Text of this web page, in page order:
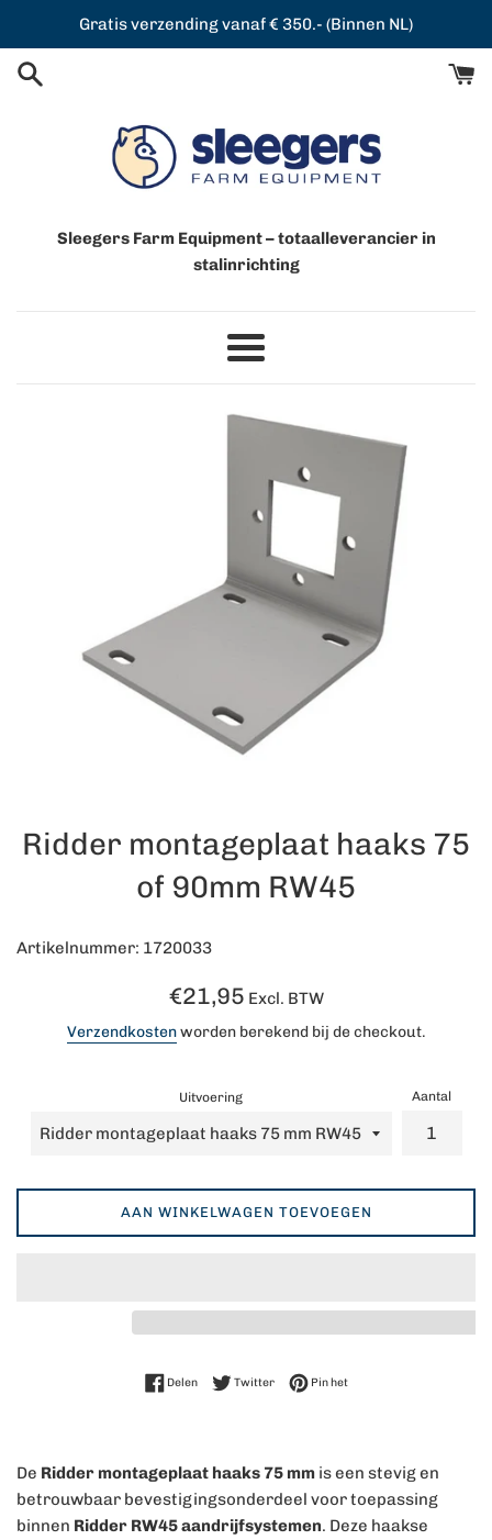
de
content
Gratis verzending vanaf € 350.- (Binnen NL)
Sleegers Farm Equipment – totaalleverancier in
stalinrichting
Menu
Ridder montageplaat haaks 75
of 90mm RW45
Artikelnummer: 1720033
Normale
€21,95 Excl. BTW
Verzendkostenworden berekend bij de checkout.
Uitvoering Aantal
AAN WINKELWAGEN TOEVOEGEN
DelenDelen op Facebook
TwitterTwitteren op Twitter
Pin hetPinnen op Pinterest
De Ridder montageplaat haaks 75 mm is een stevig en
betrouwbaar bevestigingsonderdeel voor toepassing
binnen Ridder RW45 aandrijfsystemen. Deze haakse